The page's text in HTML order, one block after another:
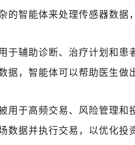
的智能体来处理传感器数据
于辅助诊断、治疗计划和患
据，智能体可以帮助医生做
用于高频交易、风险管理和
数据并执行交易，以优化投